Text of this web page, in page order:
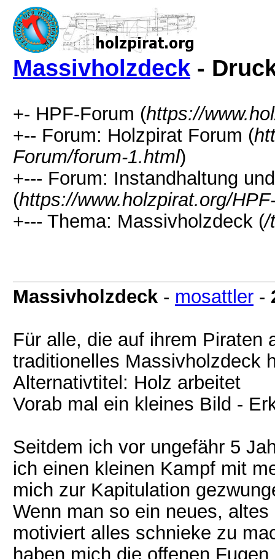
Massivholzdeck -
+- HPF-Forum (https://
+-- Forum: Holzpirat Forum (
Forum/forum-1.html)
+--- Forum: Instandhaltung
(https://www.holzpirat.org/
+--- Thema: Massivholzdeck (/
Massivholzdeck - mosattler -
Für alle, die auf ihrem Piraten
traditionelles Massivholzdeck
Alternativtitel: Holz arbeitet
Vorab mal ein kleines Bild -
Seitdem ich vor ungefähr 5
ich einen kleinen Kampf mit
mich zur Kapitulation
Wenn man so ein neues,
motiviert alles schnieke zu
haben mich die offenen